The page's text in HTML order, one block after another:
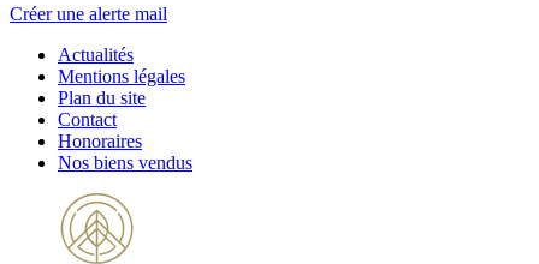
Créer une alerte mail
Actualités
Mentions légales
Plan du site
Contact
Honoraires
Nos biens vendus